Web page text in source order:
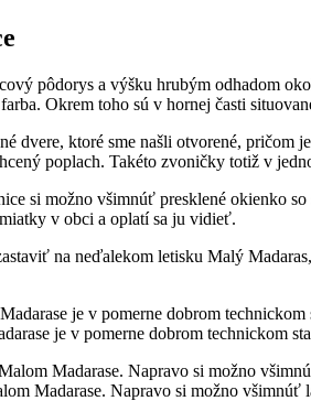
pôdorys a výšku hrubým odhadom
Okrem toho sú v hornej časti
dvere, ktoré sme našli otvorené, pričom
poplach. Takéto zvoničky totiž v
si možno všimnúť presklené okienko
v obci a oplatí sa ju vidieť.
na neďalekom letisku Malý
je v pomerne dobrom technickom
Madarase. Napravo si možno všimnúť